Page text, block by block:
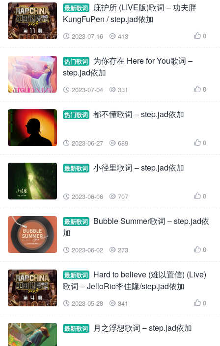
最新歌词
庇护所 (LIVE版)歌词 – 功夫胖
KungFuPen / step.jad依加
 2023-07-16  413  0
热门歌词
为你存在 Here for You歌词 –
step.jad依加
 2023-07-04  331  0
热门歌词 都不懂歌词 – step.jad依加
 2023-06-27  689  0
最新歌词 小径里歌词 – step.jad依加
 2023-06-06  707  0
最新歌词
Bubble Summer歌词 – step.jad依
加
 2023-06-02  273  0
最新歌词
Hard to believe (难以置信) (Live)
歌词 – JelloRio李佳隆/step.jad依加
 2023-05-28  341  0
最新歌词 月之浮想歌词 – step.jad依加